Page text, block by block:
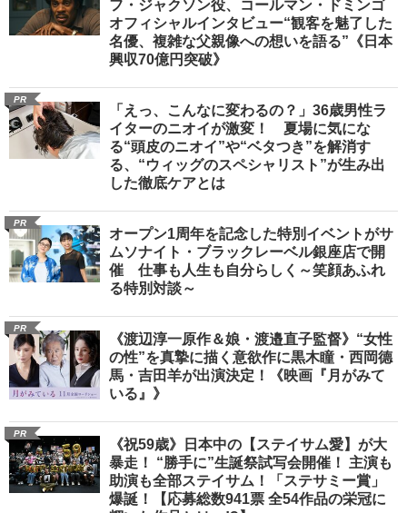
フ・ジャクソン役、コールマン・ドミンゴ
オフィシャルインタビュー“観客を魅了した
名優、複雑な父親像への想いを語る”《日本
興収70億円突破》
PR
「えっ、こんなに変わるの？」36歳男性ラ
イターのニオイが激変！ 夏場に気にな
る“頭皮のニオイ”や“ベタつき”を解消す
る、“ウィッグのスペシャリスト”が生み出
した徹底ケアとは
PR
オープン1周年を記念した特別イベントがサ
ムソナイト・ブラックレーベル銀座店で開
催 仕事も人生も自分らしく～笑顔あふれ
る特別対談～
PR
《渡辺淳一原作＆娘・渡邉直子監督》“女性
の性”を真摯に描く意欲作に黒木瞳・西岡德
馬・吉田羊が出演決定！《映画『月がみて
いる』》
PR
《祝59歳》日本中の【ステイサム愛】が大
暴走！ “勝手に”生誕祭試写会開催！ 主演も
助演も全部ステイサム！「ステサミー賞」
爆誕！【応募総数941票 全54作品の栄冠に